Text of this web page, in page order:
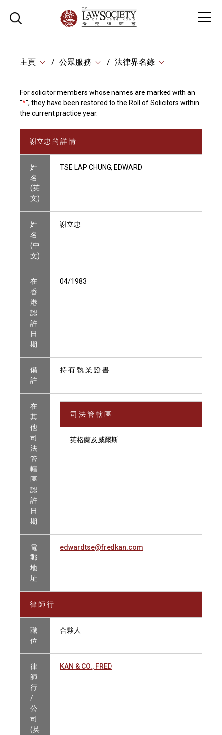
主頁 公眾服務 法律界名錄
For solicitor members whose names are marked with an
"*", they have been restored to the Roll of Solicitors within
the current practice year.
謝立忠 的 詳 情
姓
名
(英
文)
TSE LAP CHUNG, EDWARD
姓
名
(中
文)
謝立忠
在
香
港
認
許
日
期
04/1983
備
註
持 有 執 業 證 書
在
其
他
司
法
管
轄
區
認
許
日
期
司 法 管 轄 區
英格蘭及威爾斯
電
郵
地
址
edwardtse@fredkan.com
律 師 行
職
位
合夥人
律
師
行
/
公
司
(英
KAN & CO., FRED